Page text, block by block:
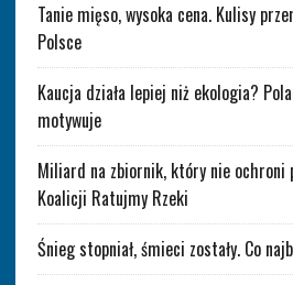
Tanie mięso, wysoka cena. Kulisy
Polsce
Kaucja działa lepiej niż ekologia?
motywuje
Miliard na zbiornik, który nie ochroni
Koalicji Ratujmy Rzeki
Śnieg stopniał, śmieci zostały. Co